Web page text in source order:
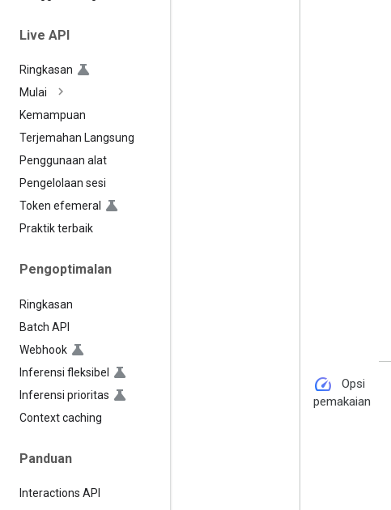
Live API
Ringkasan
Mulai
Kemampuan
Terjemahan Langsung
Penggunaan alat
Pengelolaan sesi
Token efemeral
Praktik terbaik
Pengoptimalan
Ringkasan
Batch API
Webhook
Inferensi fleksibel
Inferensi prioritas
Context caching
Panduan
Interactions API
speed
Opsi
pemakaian